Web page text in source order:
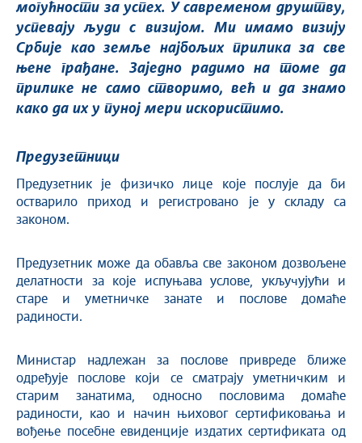
могућности за успех. У савременом друштву,
успевају људи с визијом. Ми имамо визију
Србије као земље најбољих прилика за све
њене грађане. Заједно радимо на томе да
прилике не само створимо, већ и да знамо
како да их у пуној мери искористимо.
Предузетници
Предузетник је физичко лице које послује да би
остварило приход и регистровано је у складу са
законом.
Предузетник може да обавља све законом дозвољене
делатности за које испуњава услове, укључујући и
старе и уметничке занате и послове домаће
радиности.
Министар надлежан за послове привреде ближе
одређује послове који се сматрају уметничким и
старим занатима, односно пословима домаће
радиности, као и начин њиховог сертификовања и
вођење посебне евиденције издатих сертификата од